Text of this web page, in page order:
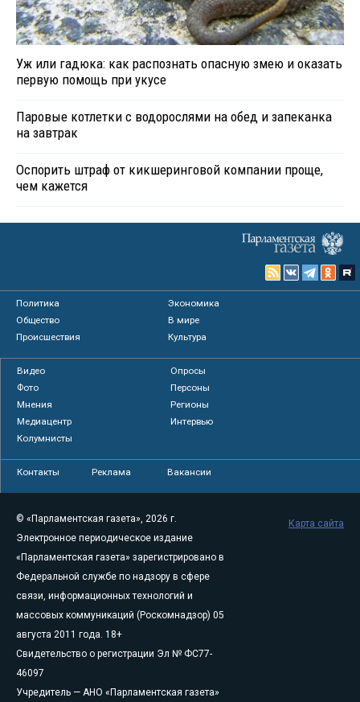
Уж или гадюка: как распознать опасную змею и оказать
первую помощь при укусе
Паровые котлетки с водорослями на обед и запеканка
на завтрак
Оспорить штраф от кикшеринговой компании проще,
чем кажется
Политика
Экономика
Общество
В мире
Происшествия
Культура
Видео
Опросы
Фото
Персоны
Мнения
Регионы
Медиацентр
Интервью
Колумнисты
Контакты Реклама Вакансии
© «Парламентская газета», 2026 г.
Электронное периодическое издание
«Парламентская газета» зарегистрировано в
Федеральной службе по надзору в сфере
связи, информационных технологий и
массовых коммуникаций (Роскомнадзор) 05
августа 2011 года. 18+
Свидетельство о регистрации Эл № ФС77-
46097
Учредитель — АНО «Парламентская газета»
Карта сайта